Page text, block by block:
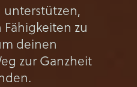
unterstützen,
zu
deinen
zur Ganzheit